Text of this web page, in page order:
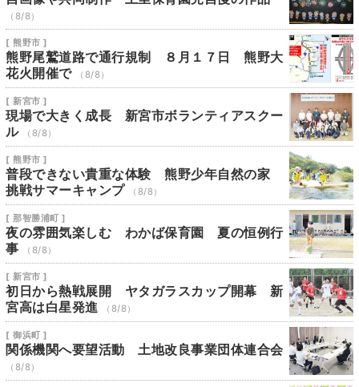
（8/8）
[ 熊野市 ]
熊野尾鷲道路で通行規制 ８月１７日 熊野大
花火開催で
（8/8）
[ 新宮市 ]
現場で大きく成長 新宮市ボランティアスクー
ル
（8/8）
[ 熊野市 ]
普段できない貴重な体験 熊野少年自然の家
挑戦サマーキャンプ
（8/8）
[ 那智勝浦町 ]
夜の雰囲気楽しむ わかば保育園 夏の恒例行
事
（8/8）
[ 新宮市 ]
初日から熱戦展開 ヤタガラスカップ開幕 新
宮高は白星発進
（8/8）
[ 御浜町 ]
関係機関へ要望活動 土地改良事業団体連合会
（8/8）